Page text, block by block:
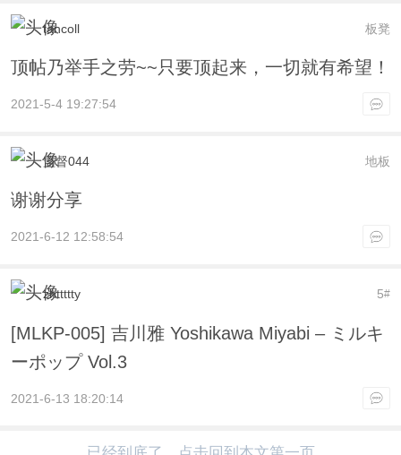
板凳
tancoll
顶帖乃举手之劳~~只要顶起来，一切就有希望！
2021-5-4 19:27:54
地板
监督044
谢谢分享
2021-6-12 12:58:54
5#
zhttttty
[MLKP-005] 吉川雅 Yoshikawa Miyabi – ミルキ
ーポップ Vol.3
2021-6-13 18:20:14